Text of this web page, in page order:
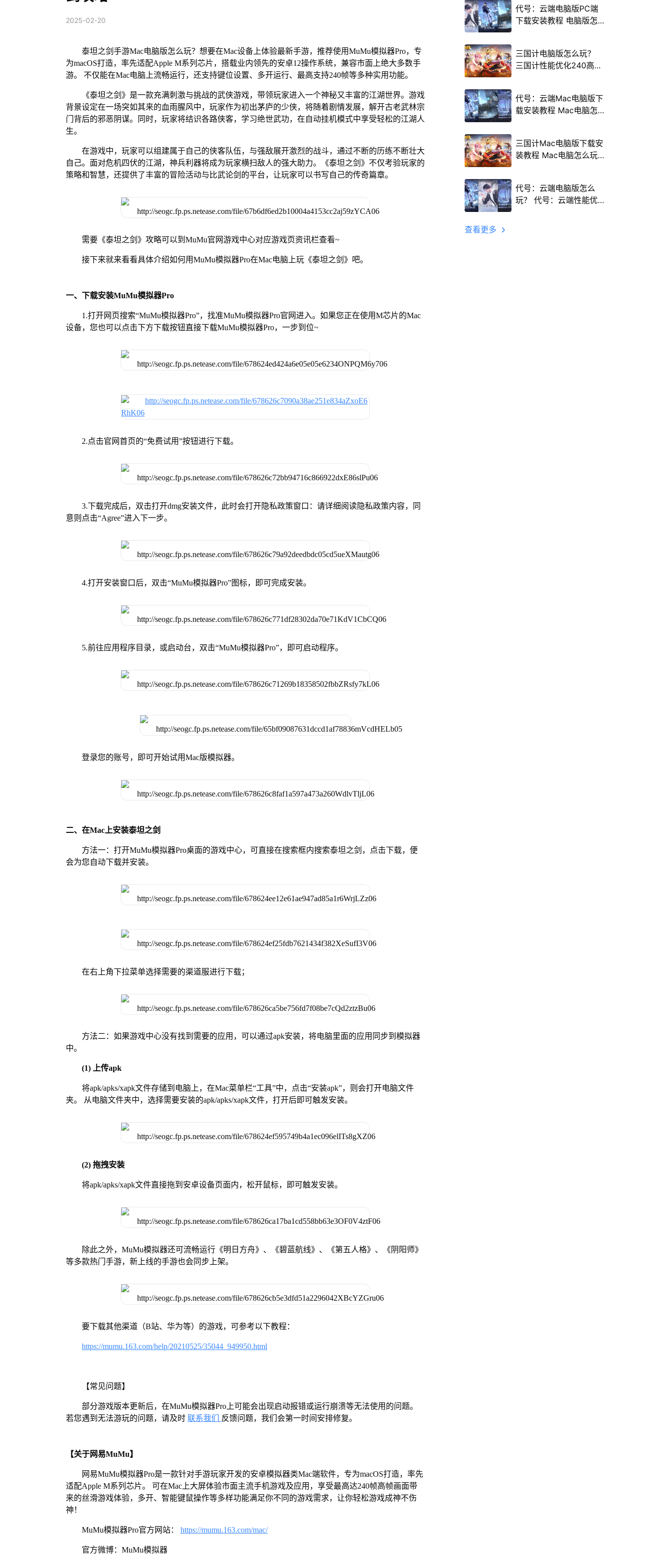
2025-02-20
泰坦之剑手游Mac电脑版怎么玩？想要在Mac设备上体验最新手游，推荐使用MuMu模拟器Pro，专
为macOS打造，率先适配Apple M系列芯片，搭载业内领先的安卓12操作系统，兼容市面上绝大多数手
游。 不仅能在Mac电脑上流畅运行，还支持键位设置、多开运行、最高支持240帧等多种实用功能。
《泰坦之剑》是一款充满刺激与挑战的武侠游戏，带领玩家进入一个神秘又丰富的江湖世界。游戏
背景设定在一场突如其来的血雨腥风中，玩家作为初出茅庐的少侠，将随着剧情发展，解开古老武林宗
门背后的邪恶阴谋。同时，玩家将结识各路侠客，学习绝世武功，在自动挂机模式中享受轻松的江湖人
生。
在游戏中，玩家可以组建属于自己的侠客队伍，与强敌展开激烈的战斗，通过不断的历练不断壮大
自己。面对危机四伏的江湖，神兵利器将成为玩家横扫敌人的强大助力。《泰坦之剑》不仅考验玩家的
策略和智慧，还提供了丰富的冒险活动与比武论剑的平台，让玩家可以书写自己的传奇篇章。
需要《泰坦之剑》攻略可以到MuMu官网游戏中心对应游戏页资讯栏查看~
接下来就来看看具体介绍如何用MuMu模拟器Pro在Mac电脑上玩《泰坦之剑》吧。
一、下载安装MuMu模拟器Pro
1.打开网页搜索“MuMu模拟器Pro”，找准MuMu模拟器Pro官网进入。如果您正在使用M芯片的Mac
设备，您也可以点击下方下载按钮直接下载MuMu模拟器Pro，一步到位~
2.点击官网首页的“免费试用”按钮进行下载。
3.下载完成后，双击打开dmg安装文件，此时会打开隐私政策窗口：请详细阅读隐私政策内容，同
意则点击“Agree”进入下一步。
4.打开安装窗口后，双击“MuMu模拟器Pro”图标，即可完成安装。
5.前往应用程序目录，或启动台，双击“MuMu模拟器Pro”，即可启动程序。
登录您的账号，即可开始试用Mac版模拟器。
二、在Mac上安装泰坦之剑
方法一：打开MuMu模拟器Pro桌面的游戏中心，可直接在搜索框内搜索泰坦之剑，点击下载，便
会为您自动下载并安装。
在右上角下拉菜单选择需要的渠道服进行下载；
方法二：如果游戏中心没有找到需要的应用，可以通过apk安装，将电脑里面的应用同步到模拟器
中。
(1) 上传apk
将apk/apks/xapk文件存储到电脑上，在Mac菜单栏“工具”中，点击“安装apk”，则会打开电脑文件
夹。 从电脑文件夹中，选择需要安装的apk/apks/xapk文件，打开后即可触发安装。
(2) 拖拽安装
将apk/apks/xapk文件直接拖到安卓设备页面内，松开鼠标，即可触发安装。
除此之外，MuMu模拟器还可流畅运行《明日方舟》、《碧蓝航线》、《第五人格》、《阴阳师》
等多款热门手游，新上线的手游也会同步上架。
要下载其他渠道（B站、华为等）的游戏，可参考以下教程：
https://mumu.163.com/help/20210525/35044_949950.html
【常见问题】
部分游戏版本更新后，在MuMu模拟器Pro上可能会出现启动报错或运行崩溃等无法使用的问题。
若您遇到无法游玩的问题，请及时 联系我们 反馈问题，我们会第一时间安排修复。
【关于网易MuMu】
网易MuMu模拟器Pro是一款针对手游玩家开发的安卓模拟器类Mac端软件，专为macOS打造，率先
适配Apple M系列芯片。 可在Mac上大屏体验市面主流手机游戏及应用，享受最高达240帧高帧画面带
来的丝滑游戏体验，多开、智能键鼠操作等多样功能满足你不同的游戏需求，让你轻松游戏成神不伤
神！
MuMu模拟器Pro官方网站： https://mumu.163.com/mac/
官方微博：MuMu模拟器
代号：云端电脑版PC端
下载安装教程 电脑版怎
三国计电脑版怎么玩？
三国计性能优化240高帧
代号：云端Mac电脑版下
载安装教程 Mac电脑怎
三国计Mac电脑版下载安
装教程 Mac电脑怎么玩
代号：云端电脑版怎么
玩？ 代号：云端性能优
查看更多